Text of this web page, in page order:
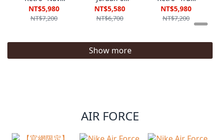
and Flint
Grey (2026)''
NT$5,980
NT$7,200
Retro ''Oreo
(2026)'' 奧利
NT$5,580
NT$6,700
Blue (2026)''
藍白 爆裂紋
NT$5,980
NT$7,200
Show more
AIR FORCE